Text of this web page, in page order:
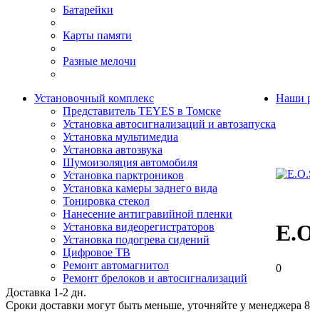
Батарейки
Карты памяти
Разные мелочи
Установочный комплекс
Представитель TEYES в Томске
Установка автосигнализаций и автозапуска
Установка мультимедиа
Установка автозвука
Шумоизоляция автомобиля
Установка парктроников
Установка камеры заднего вида
Тонировка стекол
Нанесение антигравийной пленки
Установка видеорегистраторов
Установка подогрева сидений
Цифровое ТВ
Ремонт автомагнитол
Ремонт брелоков и автосигнализаций
Наши
0
Доставка 1-2 дн.
Сроки доставки могут быть меньше, уточняйте у менеджера